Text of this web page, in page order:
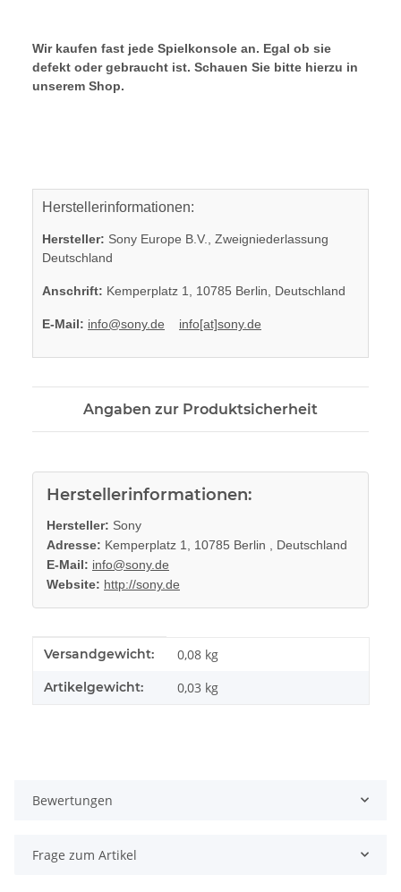
Wir kaufen fast jede Spielkonsole an. Egal ob sie
defekt oder gebraucht ist. Schauen Sie bitte hierzu in
unserem Shop.
Herstellerinformationen:
Hersteller: Sony Europe B.V., Zweigniederlassung
Deutschland
Anschrift: Kemperplatz 1, 10785 Berlin, Deutschland
E-Mail: info@sony.de info[at]sony.de
Angaben zur Produktsicherheit
Herstellerinformationen:
Hersteller: Sony
Adresse: Kemperplatz 1, 10785 Berlin , Deutschland
E-Mail: info@sony.de
Website: http://sony.de
Produkteigenschaft
Wert
Versandgewicht: 0,08 kg
Artikelgewicht: 0,03 kg
Bewertungen
Frage zum Artikel